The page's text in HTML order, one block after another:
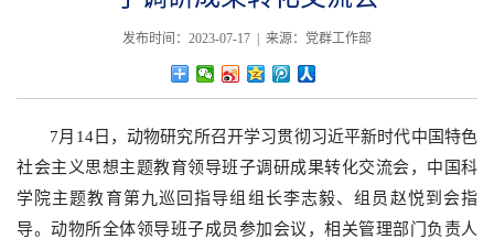
发布时间：2023-07-17 | 来源：党群工作部
7月14日，动物研究所召开学习贯彻习近平新时代中国特色
社会主义思想主题教育领导班子调研成果转化交流会，中国科
学院主题教育第九巡回指导组组长李志毅、组员赵悦到会指
导。动物所全体领导班子成员参加会议，相关管理部门负责人